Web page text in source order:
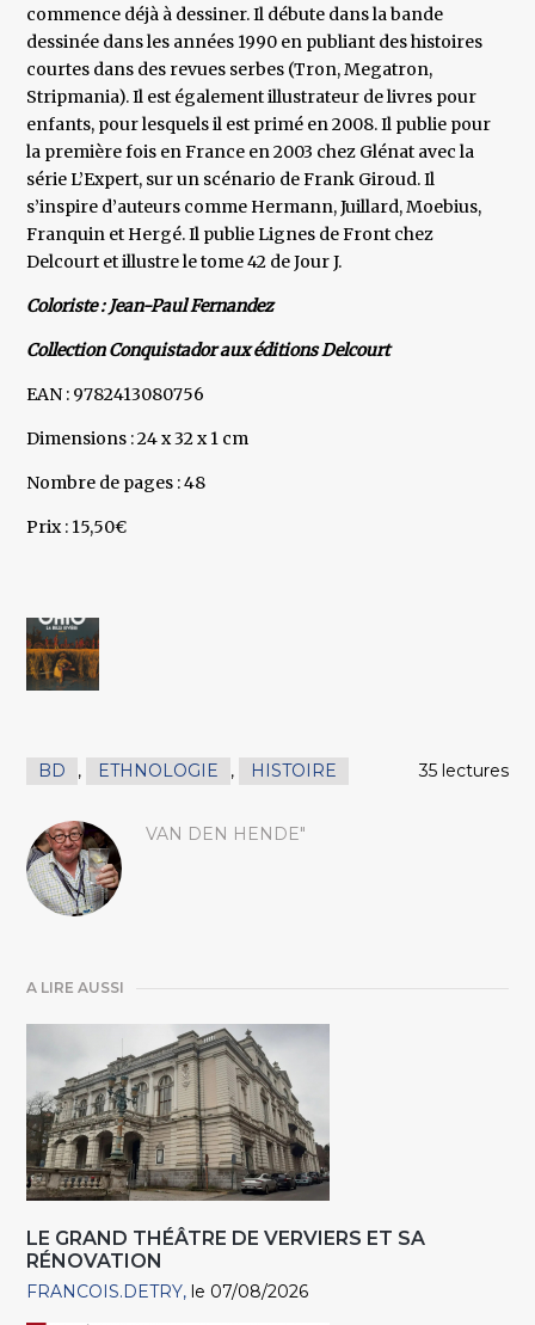
commence déjà à dessiner. Il débute dans la bande
dessinée dans les années 1990 en publiant des histoires
courtes dans des revues serbes (Tron, Megatron,
Stripmania). Il est également illustrateur de livres pour
enfants, pour lesquels il est primé en 2008. Il publie pour
la première fois en France en 2003 chez Glénat avec la
série L’Expert, sur un scénario de Frank Giroud. Il
s’inspire d’auteurs comme Hermann, Juillard, Moebius,
Franquin et Hergé. Il publie Lignes de Front chez
Delcourt et illustre le tome 42 de Jour J.
Coloriste : Jean-Paul Fernandez
Collection Conquistador aux éditions Delcourt
EAN : 9782413080756
Dimensions : 24 x 32 x 1 cm
Nombre de pages : 48
Prix : 15,50€
BD , ETHNOLOGIE , HISTOIRE 35 lectures
VAN DEN HENDE"
A LIRE AUSSI
LE GRAND THÉÂTRE DE VERVIERS ET SA
RÉNOVATION
FRANCOIS.DETRY le 07/08/2026